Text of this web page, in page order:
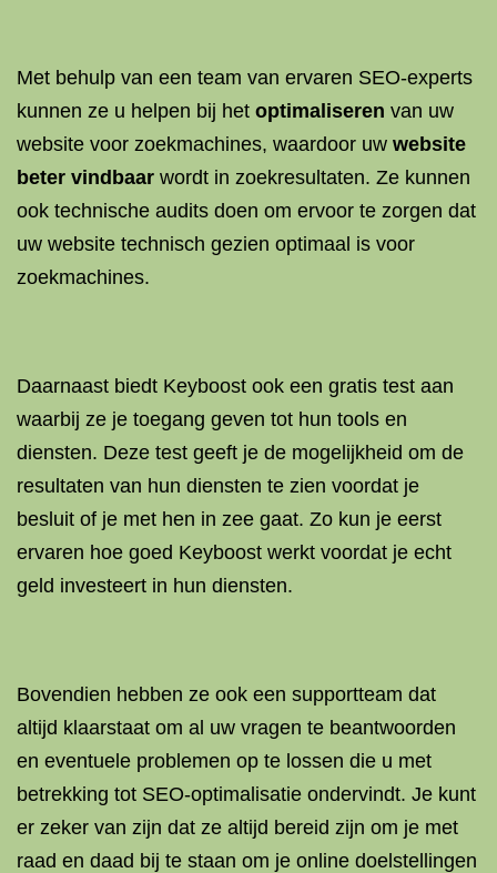
Met behulp van een team van ervaren SEO-experts
kunnen ze u helpen bij het optimaliseren van uw
website voor zoekmachines, waardoor uw website
beter vindbaar wordt in zoekresultaten. Ze kunnen
ook technische audits doen om ervoor te zorgen dat
uw website technisch gezien optimaal is voor
zoekmachines.
Daarnaast biedt Keyboost ook een gratis test aan
waarbij ze je toegang geven tot hun tools en
diensten. Deze test geeft je de mogelijkheid om de
resultaten van hun diensten te zien voordat je
besluit of je met hen in zee gaat. Zo kun je eerst
ervaren hoe goed Keyboost werkt voordat je echt
geld investeert in hun diensten.
Bovendien hebben ze ook een supportteam dat
altijd klaarstaat om al uw vragen te beantwoorden
en eventuele problemen op te lossen die u met
betrekking tot SEO-optimalisatie ondervindt. Je kunt
er zeker van zijn dat ze altijd bereid zijn om je met
raad en daad bij te staan ​​om je online doelstellingen